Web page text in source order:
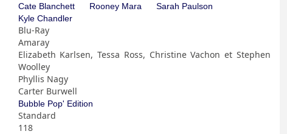
Cate Blanchett Rooney Mara
Sarah Paulson
Kyle Chandler
Blu-Ray
Amaray
Elizabeth Karlsen, Tessa Ross, Christine Vachon et Stephen
Woolley
Phyllis Nagy
Carter Burwell
Bubble Pop' Edition
Standard
118